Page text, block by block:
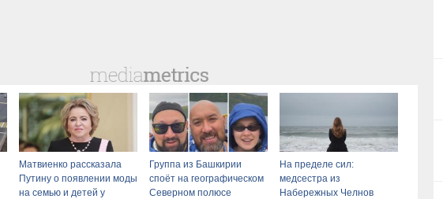
Матвиенко рассказала
Путину о появлении моды
на семью и детей у
Группа из Башкирии
споёт на географическом
Северном полюсе
На пределе сил:
медсестра из
Набережных Челнов